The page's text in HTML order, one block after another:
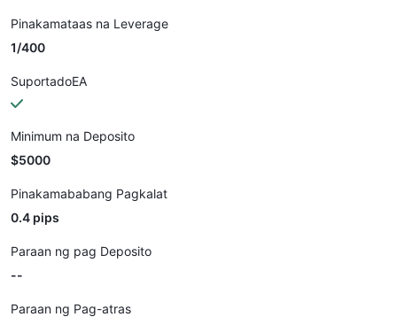
Pinakamataas na Leverage
1/400
SuportadoEA
Minimum na Deposito
$5000
Pinakamababang Pagkalat
0.4 pips
Paraan ng pag Deposito
--
Paraan ng Pag-atras